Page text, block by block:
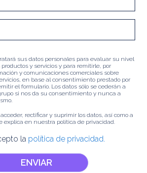
sus datos personales para evaluar su nivel
y servicios y para remitirle, por
y comunicaciones comerciales sobre
en base al consentimiento prestado por
el formulario. Los datos sólo se cederán a
si nos da su consentimiento y nunca a
rectificar y suprimir los datos, así como a
explica en nuestra política de privacidad.
la política de privacidad.
ENVIAR